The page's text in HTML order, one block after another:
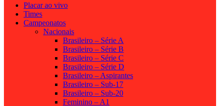
Placar ao vivo
Times
Campeonatos
Nacionais
Brasileiro – Série A
Brasileiro – Série B
Brasileiro – Série C
Brasileiro – Série D
Brasileiro – Aspirantes
Brasileiro – Sub-17
Brasileiro – Sub-20
Feminino – A1